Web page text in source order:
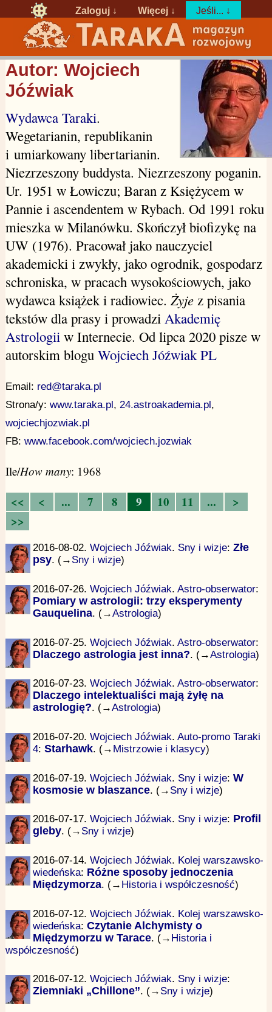
Zaloguj ↓ Więcej ↓ Jeśli... ↓
Autor: Wojciech
Jóźwiak
Wydawca Taraki.
Wegetarianin, republikanin
i umiarkowany libertarianin.
Niezrzeszony buddysta. Niezrzeszony poganin.
Ur. 1951 w Łowiczu; Baran z Księżycem w
Pannie i ascendentem w Rybach. Od 1991 roku
mieszka w Milanówku. Skończył biofizykę na
UW (1976). Pracował jako nauczyciel
akademicki i zwykły, jako ogrodnik, gospodarz
schroniska, w pracach wysokościowych, jako
wydawca książek i radiowiec. Żyjez pisania
tekstów dla prasy i prowadzi Akademię
Astrologii w Internecie. Od lipca 2020 pisze w
autorskim blogu Wojciech Jóźwiak PL
Email: red@taraka.pl
Strona/y: www.taraka.pl, 24.astroakademia.pl,
wojciechjozwiak.pl
FB: www.facebook.com/wojciech.jozwiak
Ile/How many: 1968
<< < ... 7 8 9 10 11 ...
>
>>
2016-08-02. Wojciech Jóźwiak. Sny i wizje: Złe
psy. (→ Sny i wizje)
2016-07-26. Wojciech Jóźwiak. Astro-obserwator:
Pomiary w astrologii: trzy eksperymenty
Gauquelina. (→Astrologia)
2016-07-25. Wojciech Jóźwiak. Astro-obserwator:
Dlaczego astrologia jest inna?. (→Astrologia)
2016-07-23. Wojciech Jóźwiak. Astro-obserwator:
Dlaczego intelektualiści mają żyłę na
astrologię?. (→Astrologia)
2016-07-20. Wojciech Jóźwiak. Auto-promo Taraki
4: Starhawk. (→ Mistrzowie i klasycy)
2016-07-19. Wojciech Jóźwiak. Sny i wizje: W
kosmosie w blaszance. (→ Sny i wizje)
2016-07-17. Wojciech Jóźwiak. Sny i wizje: Profil
gleby. (→ Sny i wizje)
2016-07-14. Wojciech Jóźwiak. Kolej warszawsko-
wiedeńska: Różne sposoby jednoczenia
Międzymorza. (→ Historia i współczesność)
2016-07-12. Wojciech Jóźwiak. Kolej warszawsko-
wiedeńska: Czytanie Alchymisty o
Międzymorzu w Tarace. (→ Historia i
współczesność)
2016-07-12. Wojciech Jóźwiak. Sny i wizje:
Ziemniaki „Chillone”. (→ Sny i wizje)